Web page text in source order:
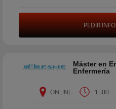
PEDIR
Máster en
Enfermería
ONLINE 1500